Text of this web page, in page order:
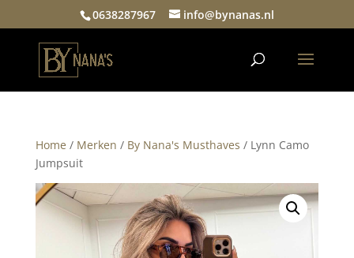
0638287967 info@bynanas.nl
Home / Merken / By Nana's Musthaves / Lynn Camo
Jumpsuit